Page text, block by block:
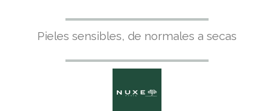
Pieles sensibles, de normales a secas